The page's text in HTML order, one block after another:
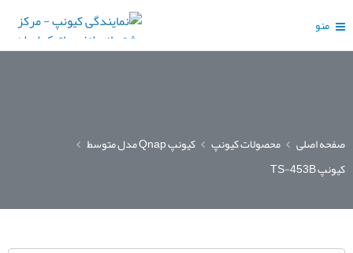
منو
صفحه اصلی محصولات کیونپ
کیونپ Qnap مدل متوسط
کیونپ TS-453B